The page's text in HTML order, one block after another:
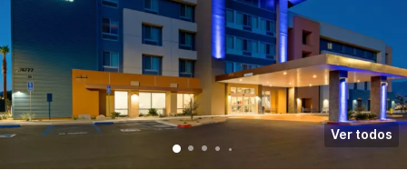
Ver todos